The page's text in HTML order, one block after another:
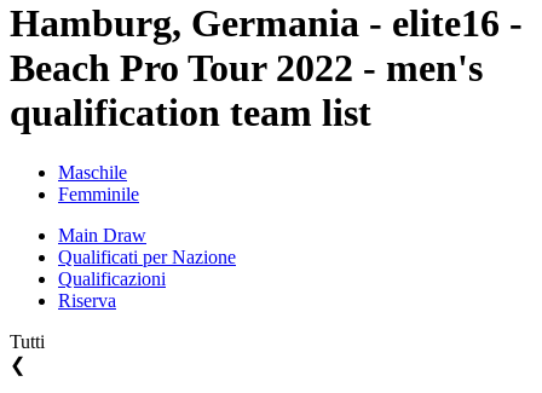
Hamburg, Germania - elite16 -
Beach Pro Tour 2022 - men's
qualification team list
Maschile
Femminile
Main Draw
Qualificati per Nazione
Qualificazioni
Riserva
Tutti
❮